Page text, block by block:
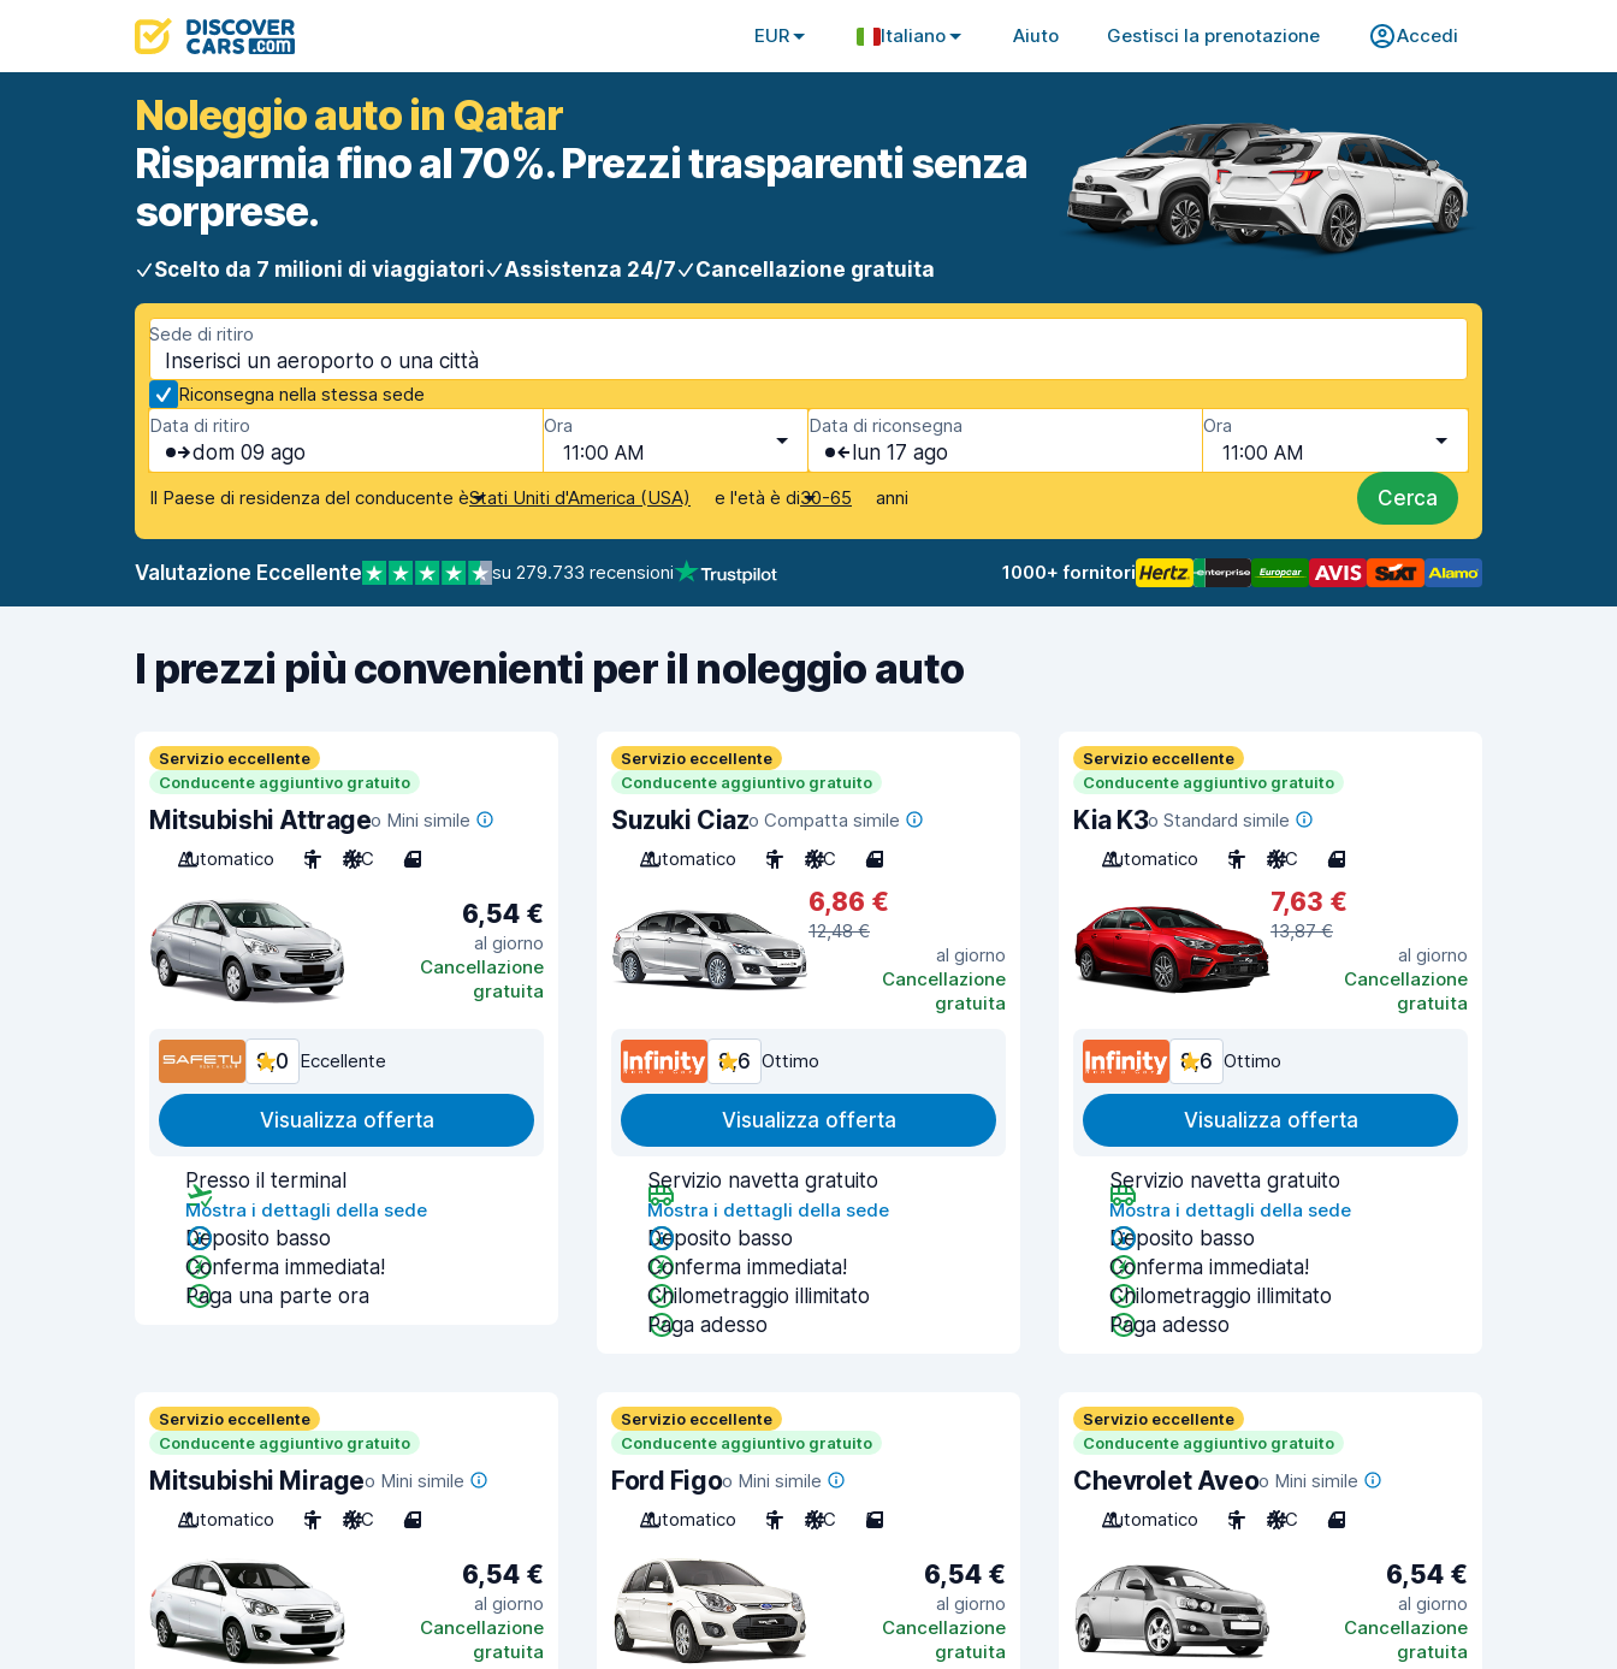
EUR Italiano Aiuto Gestisci la prenotazione Accedi
Noleggio auto in Qatar
Risparmia fino al 70%. Prezzi trasparenti senza
sorprese.
Scelto da 7 milioni di viaggiatori Assistenza 24/7 Cancellazione gratuita
Sede di ritiro
Riconsegna nella stessa sede
Data di ritiro
dom 09 ago
Ora
11:00 AM
Data di riconsegna
lun 17 ago
Ora
11:00 AM
Il Paese di residenza del conducente èStati Uniti d'America (USA) e l'età è di30-65 anni Cerca
Valutazione Eccellente su 279.733 recensioni 1000+ fornitori
I prezzi più convenienti per il noleggio auto
Servizio eccellente
Conducente aggiuntivo gratuito
Mitsubishi Attrageo Mini simile
Automatico
5 A/C 4
6,54 €
al giorno
Cancellazione
gratuita
9,0 Eccellente
Visualizza offerta
Presso il terminal
Mostra i dettagli della sede
Deposito basso
Conferma immediata!
Paga una parte ora
Servizio eccellente
Conducente aggiuntivo gratuito
Suzuki Ciazo Compatta simile
Automatico
5 A/C 4
6,86 €
12,48 €
al giorno
Cancellazione
gratuita
8,6 Ottimo
Visualizza offerta
Servizio navetta gratuito
Mostra i dettagli della sede
Deposito basso
Conferma immediata!
Chilometraggio illimitato
Paga adesso
Servizio eccellente
Conducente aggiuntivo gratuito
Kia K3o Standard simile
Automatico
5 A/C 4
7,63 €
13,87 €
al giorno
Cancellazione
gratuita
8,6 Ottimo
Visualizza offerta
Servizio navetta gratuito
Mostra i dettagli della sede
Deposito basso
Conferma immediata!
Chilometraggio illimitato
Paga adesso
Servizio eccellente
Conducente aggiuntivo gratuito
Mitsubishi Mirageo Mini simile
Automatico
5 A/C 4
6,54 €
al giorno
Cancellazione
gratuita
Servizio eccellente
Conducente aggiuntivo gratuito
Ford Figoo Mini simile
Automatico
5 A/C 5
6,54 €
al giorno
Cancellazione
gratuita
Servizio eccellente
Conducente aggiuntivo gratuito
Chevrolet Aveoo Mini simile
Automatico
5 A/C 4
6,54 €
al giorno
Cancellazione
gratuita